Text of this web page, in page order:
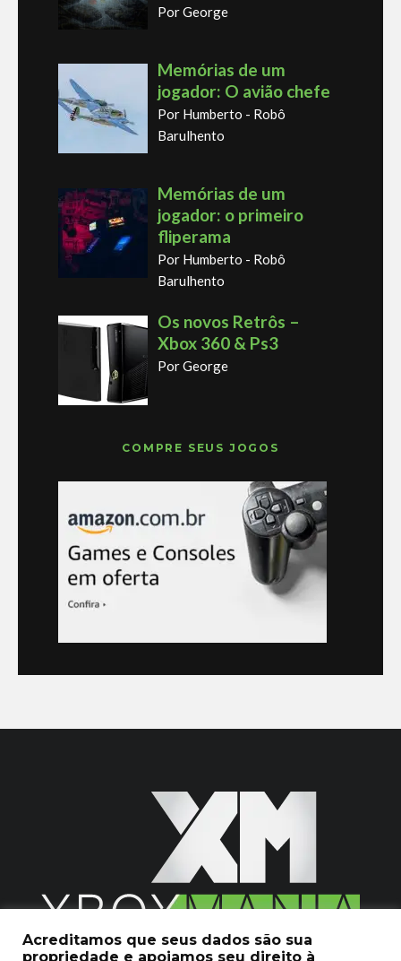
Por George
Memórias de um
jogador: O avião chefe
Por Humberto - Robô
Barulhento
Memórias de um
jogador: o primeiro
fliperama
Por Humberto - Robô
Barulhento
Os novos Retrôs –
Xbox 360 & Ps3
Por George
COMPRE SEUS JOGOS
2020 © Xboxmania. Todos os Direitos Reservados.
Acreditamos que seus dados são sua
propriedade e apoiamos seu direito à